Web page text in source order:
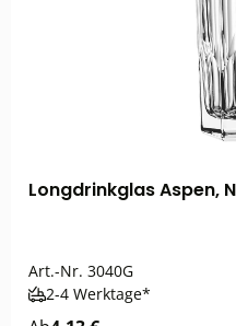
Longdrinkglas Aspen,
Art.-Nr. 3040G
2-4 Werktage*